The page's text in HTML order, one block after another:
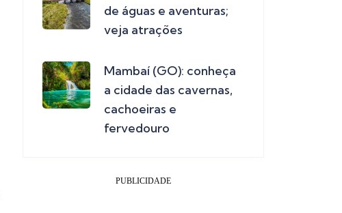
de águas e aventuras;
veja atrações
Mambaí (GO): conheça
a cidade das cavernas,
cachoeiras e
fervedouro